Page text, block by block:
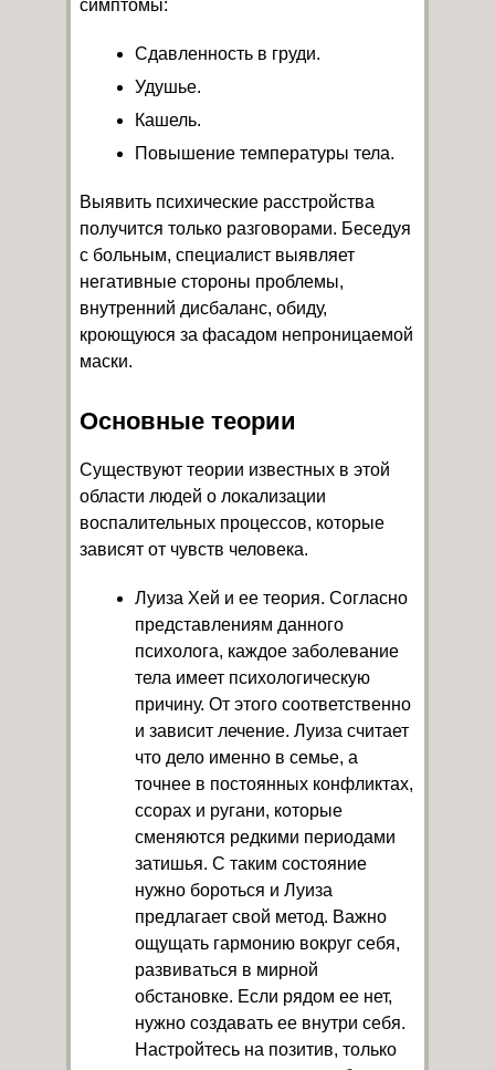
симптомы:
Сдавленность в груди.
Удушье.
Кашель.
Повышение температуры тела.
Выявить психические расстройства
получится только разговорами. Беседуя
с больным, специалист выявляет
негативные стороны проблемы,
внутренний дисбаланс, обиду,
кроющуюся за фасадом непроницаемой
маски.
Основные теории
Существуют теории известных в этой
области людей о локализации
воспалительных процессов, которые
зависят от чувств человека.
Луиза Хей и ее теория. Согласно
представлениям данного
психолога, каждое заболевание
тела имеет психологическую
причину. От этого соответственно
и зависит лечение. Луиза считает
что дело именно в семье, а
точнее в постоянных конфликтах,
ссорах и ругани, которые
сменяются редкими периодами
затишья. С таким состояние
нужно бороться и Луиза
предлагает свой метод. Важно
ощущать гармонию вокруг себя,
развиваться в мирной
обстановке. Если рядом ее нет,
нужно создавать ее внутри себя.
Настройтесь на позитив, только